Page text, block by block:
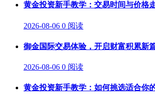
黄金投资新手教学：交易时间与价格
2026-08-06 0 阅读
御金国际交易体验，开启财富积累新
2026-08-06 0 阅读
黄金投资新手教学：如何挑选适合你